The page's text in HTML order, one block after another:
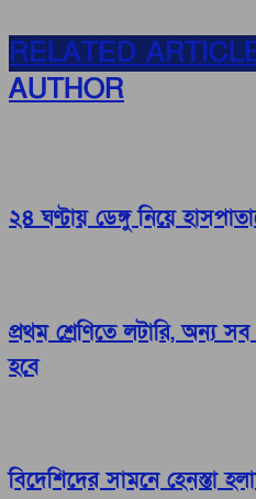
RELATED
AUTHOR
২৪ ঘণ্টায় ডেঙ্গু নিয়ে
প্রথম শ্রেণিতে লটারি, অন্য সব
হবে
বিদেশিদের সামনে হেনস্তা